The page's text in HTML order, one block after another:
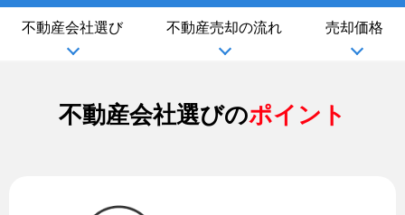
不動産会社選び 不動産売却の流れ 売却価格
不動産会社選びのポイント